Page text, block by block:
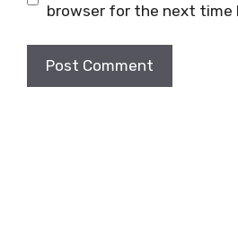
browser for the next time